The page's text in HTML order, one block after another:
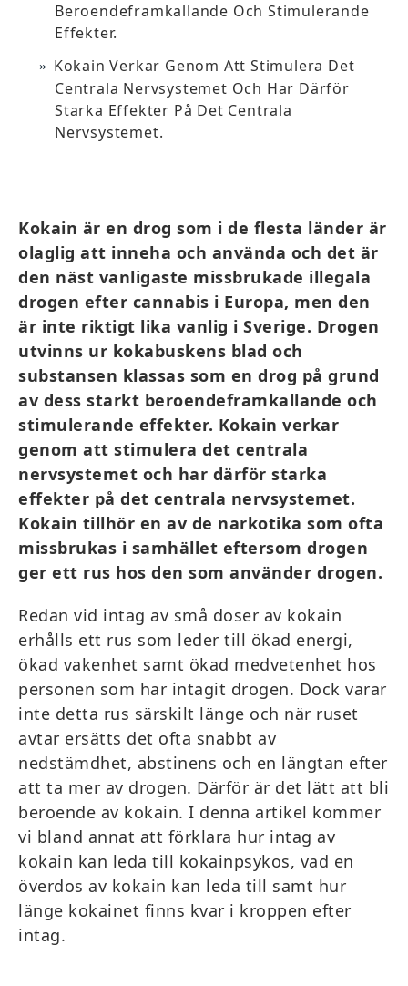
Beroendeframkallande Och Stimulerande
Effekter.
Kokain Verkar Genom Att Stimulera Det
Centrala Nervsystemet Och Har Därför
Starka Effekter På Det Centrala
Nervsystemet.
Kokain är en drog som i de flesta länder är
olaglig att inneha och använda och det är
den näst vanligaste missbrukade illegala
drogen efter cannabis i Europa, men den
är inte riktigt lika vanlig i Sverige. Drogen
utvinns ur kokabuskens blad och
substansen klassas som en drog på grund
av dess starkt beroendeframkallande och
stimulerande effekter. Kokain verkar
genom att stimulera det centrala
nervsystemet och har därför starka
effekter på det centrala nervsystemet.
Kokain tillhör en av de narkotika som ofta
missbrukas i samhället eftersom drogen
ger ett rus hos den som använder drogen.
Redan vid intag av små doser av kokain
erhålls ett rus som leder till ökad energi,
ökad vakenhet samt ökad medvetenhet hos
personen som har intagit drogen. Dock varar
inte detta rus särskilt länge och när ruset
avtar ersätts det ofta snabbt av
nedstämdhet, abstinens och en längtan efter
att ta mer av drogen. Därför är det lätt att bli
beroende av kokain. I denna artikel kommer
vi bland annat att förklara hur intag av
kokain kan leda till kokainpsykos, vad en
överdos av kokain kan leda till samt hur
länge kokainet finns kvar i kroppen efter
intag.